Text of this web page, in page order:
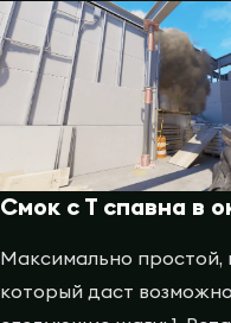
Смок с Т спавна в
Максимально простой,
который даст